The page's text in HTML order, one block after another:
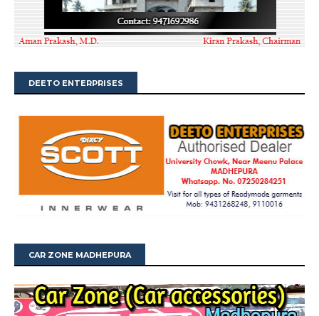
DEETO ENTERPRISES
CAR ZONE MADHEPURA